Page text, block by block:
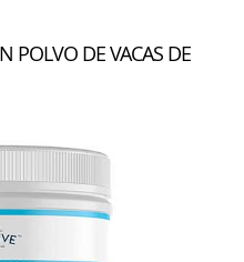
POLVO DE VACAS DE